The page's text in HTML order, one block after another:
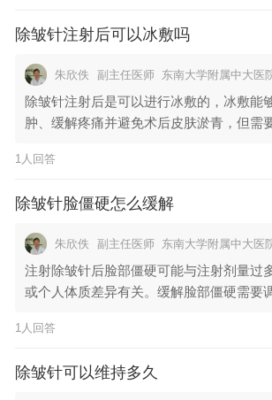
除皱针注射后可以冰敷吗
朱欣佚 副主任医师 东南大学附属中大医
除皱针注射后是可以进行冰敷的，冰敷能
肿、缓解疼痛并避免术后皮肤淤青，但需
1人回答
除皱针脸僵硬怎么缓解
朱欣佚 副主任医师 东南大学附属中大医
注射除皱针后脸部僵硬可能与注射剂量过
或个人体质差异有关。缓解脸部僵硬需要
1人回答
除皱针可以维持多久